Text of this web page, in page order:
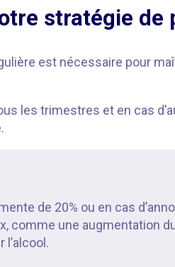
stratégie de
est nécessaire pour
les trimestres et en cas
de 20% ou en cas
comme une augmentation